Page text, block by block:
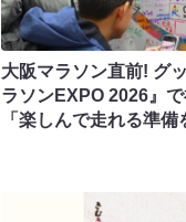
大阪マラソン直前! グ
ラソンEXPO 2026』
「楽しんで走れる準備